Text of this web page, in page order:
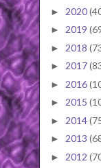
► 2020
► 2019
► 2018
► 2017
► 2016
► 2015
► 2014
► 2013
► 2012